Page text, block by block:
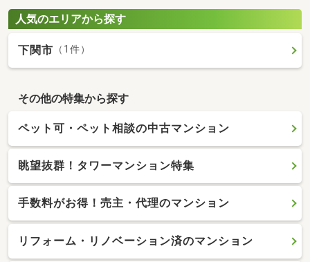
人気のエリアから探す
下関市 （1件）
その他の特集から探す
ペット可・ペット相談の中古マンション
眺望抜群！タワーマンション特集
手数料がお得！売主・代理のマンション
リフォーム・リノベーション済のマンション